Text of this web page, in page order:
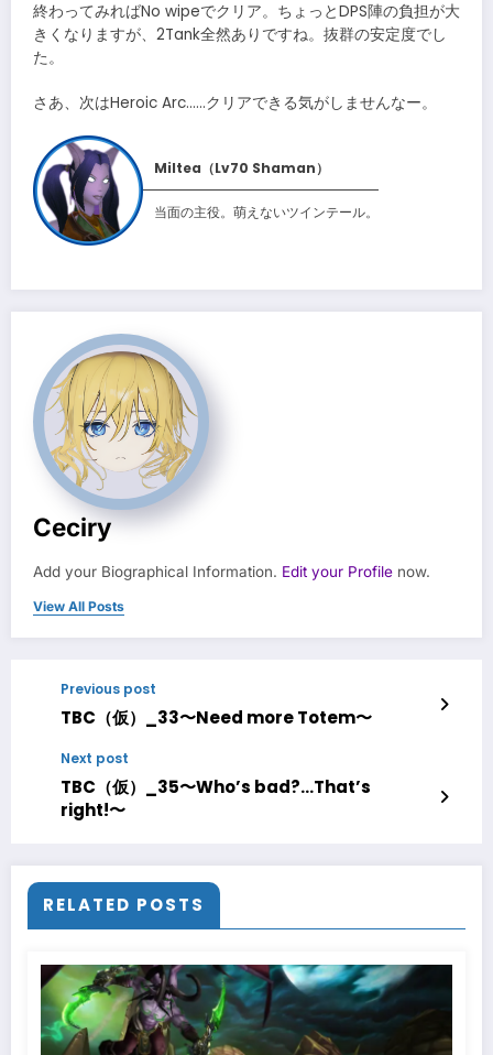
終わってみればNo wipeでクリア。ちょっとDPS陣の負担が大
きくなりますが、2Tank全然ありですね。抜群の安定度でし
た。
さあ、次はHeroic Arc……クリアできる気がしませんなー。
Miltea（Lv70 Shaman）
当面の主役。萌えないツインテール。
Ceciry
Add your Biographical Information. Edit your Profile now.
View All Posts
Previous post
TBC（仮）_33〜Need more Totem〜
Next post
TBC（仮）_35〜Who’s bad?…That’s
right!〜
RELATED POSTS